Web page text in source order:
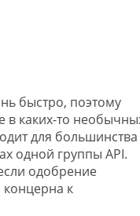
быстро, поэтому
в каких-то
для большинства
одной группы API.
одобрение
к